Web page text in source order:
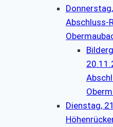
Abschluss-
Dienstag,